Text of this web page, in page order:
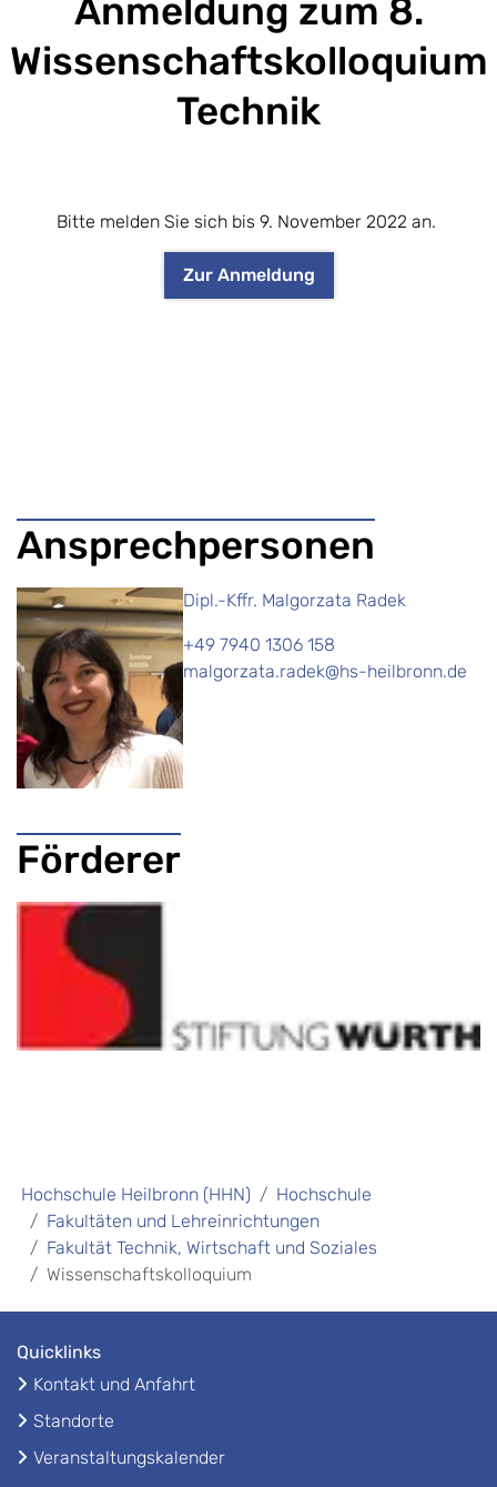
Anmeldung zum 8.
Wissenschaftskolloquium
Technik
Bitte melden Sie sich bis 9. November 2022 an.
Zur Anmeldung
Ansprechpersonen
Dipl.-Kffr. Malgorzata Radek
+49 7940 1306 158
malgorzata.radek@hs-heilbronn.de
Förderer
Hochschule Heilbronn (HHN)
Hochschule
Fakultäten und Lehreinrichtungen
Fakultät Technik, Wirtschaft und Soziales
Wissenschaftskolloquium
Quicklinks
Kontakt und Anfahrt
Standorte
Veranstaltungskalender